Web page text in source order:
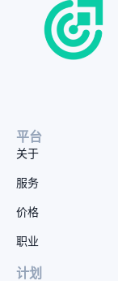
平台
关于
服务
价格
职业
计划